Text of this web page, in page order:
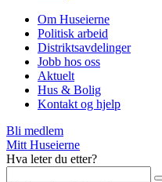
Om Huseierne
Politisk arbeid
Distriktsavdelinger
Jobb hos oss
Aktuelt
Hus & Bolig
Kontakt og hjelp
Bli medlem
Mitt Huseierne
Hva leter du etter?